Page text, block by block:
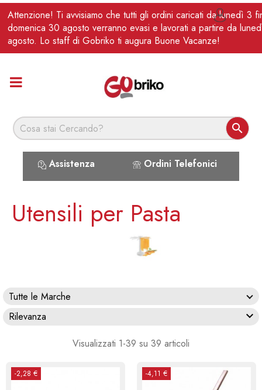
Attenzione! Ti avvisiamo che tutti gli ordini caricati da lunedì 3
domenica 30 agosto verranno evasi e lavorati a partire da
agosto. Lo staff di Gobriko ti augura Buone Vacanze!

Assistenza Ordini Telefonici
IT 
Utensili per Pasta
Tutte le Marche
Rilevanza

Visualizzati 1-39 su 39 articoli
-2,28 € -4,11 €